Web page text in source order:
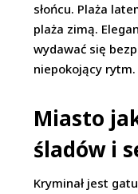
słońcu. Plaża
plaża zimą.
wydawać się
niepokojący rytm.
Miasto
śladów i
Kryminał jest